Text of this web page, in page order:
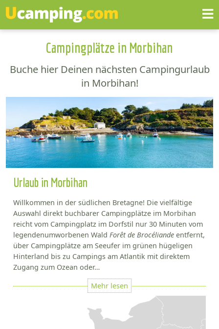
Campingplätze in Morbihan
Buche hier Deinen nächsten Campingurlaub
in Morbihan!
Urlaub in Morbihan
Willkommen in der südlichen Bretagne! Die vielfältige
Auswahl direkt buchbarer Campingplätze im Morbihan
reicht vom Campingplatz im Dorfstil nur 30 Minuten vom
legendenumworbenen Wald Forêt de Brocéliande entfernt,
über Campingplätze am Seeufer im grünen hügeligen
Hinterland bis zu Campings am Atlantik mit direktem
Zugang zum Ozean oder…